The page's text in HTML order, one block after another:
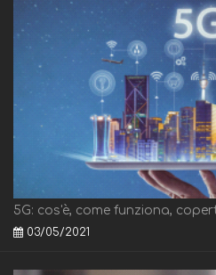
5G: cos'è, come funziona,
03/05/2021